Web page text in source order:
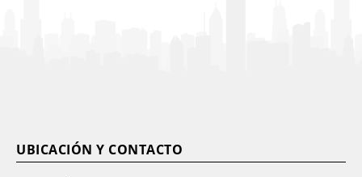
UBICACIÓN Y CONTACTO